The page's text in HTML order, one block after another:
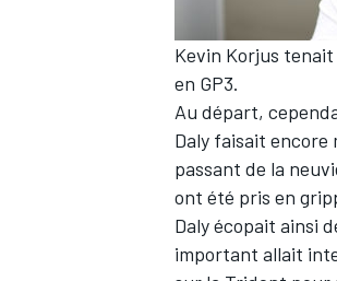
WRC
Kevin Korjus
en GP3.
Au départ,
Daly faisait encore
passant de la
ont été pris en
Daly écopait ainsi
important allait